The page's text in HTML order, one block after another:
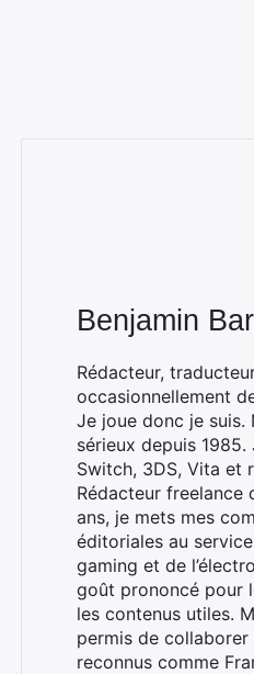
Benjamin
Rédacteur,
occasionnellement
Je joue donc je suis.
sérieux depuis 1985.
Switch, 3DS, Vita et
Rédacteur freelance
ans, je mets mes
éditoriales au
gaming et de
goût prononcé pour
les contenus utiles.
permis de
reconnus comme
Rechercher
: